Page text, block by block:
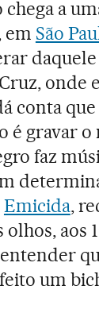
a
em São
onde
conta
é gravar
faz
Emicida,
olhos, aos
entender
um